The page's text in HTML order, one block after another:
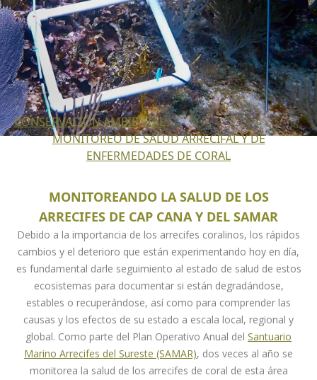
CONSERVACIÓN AMBIENTAL
MONITOREO DE SALUD ARRECIFAL Y DE
ENFERMEDADES DE CORAL
MONITOREANDO LA SALUD DE LOS
ARRECIFES DE CAP CANA Y DEL SAMAR
Debido a la importancia de los arrecifes coralinos, los rápidos
cambios y el deterioro que están experimentando hoy en día,
es fundamental darle seguimiento al estado de salud de estos
ecosistemas para documentar si están degradándose,
estables o recuperándose, así como para comprender las
causas y los efectos de su estado a escala local, regional y
global. Como parte del Plan Operativo Anual del Santuario
Marino Arrecifes del Sureste (SAMAR), dos veces al año se
monitorea la salud de los arrecifes de coral de esta área